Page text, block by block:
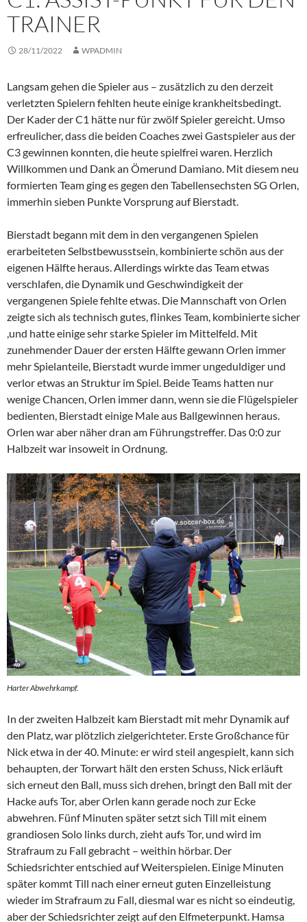
TRAINER
28/11/2022 WPADMIN
Langsam gehen die Spieler aus – zusätzlich zu den derzeit
verletzten Spielern fehlten heute einige krankheitsbedingt.
Der Kader der C1 hätte nur für zwölf Spieler gereicht. Umso
erfreulicher, dass die beiden Coaches zwei Gastspieler aus der
C3 gewinnen konnten, die heute spielfrei waren. Herzlich
Willkommen und Dank an Ömerund Damiano. Mit diesem neu
formierten Team ging es gegen den Tabellensechsten SG Orlen,
immerhin sieben Punkte Vorsprung auf Bierstadt.
Bierstadt begann mit dem in den vergangenen Spielen
erarbeiteten Selbstbewusstsein, kombinierte schön aus der
eigenen Hälfte heraus. Allerdings wirkte das Team etwas
verschlafen, die Dynamik und Geschwindigkeit der
vergangenen Spiele fehlte etwas. Die Mannschaft von Orlen
zeigte sich als technisch gutes, flinkes Team, kombinierte sicher
,und hatte einige sehr starke Spieler im Mittelfeld. Mit
zunehmender Dauer der ersten Hälfte gewann Orlen immer
mehr Spielanteile, Bierstadt wurde immer ungeduldiger und
verlor etwas an Struktur im Spiel. Beide Teams hatten nur
wenige Chancen, Orlen immer dann, wenn sie die Flügelspieler
bedienten, Bierstadt einige Male aus Ballgewinnen heraus.
Orlen war aber näher dran am Führungstreffer. Das 0:0 zur
Halbzeit war insoweit in Ordnung.
Harter Abwehrkampf.
In der zweiten Halbzeit kam Bierstadt mit mehr Dynamik auf
den Platz, war plötzlich zielgerichteter. Erste Großchance für
Nick etwa in der 40. Minute: er wird steil angespielt, kann sich
behaupten, der Torwart hält den ersten Schuss, Nick erläuft
sich erneut den Ball, muss sich drehen, bringt den Ball mit der
Hacke aufs Tor, aber Orlen kann gerade noch zur Ecke
abwehren. Fünf Minuten später setzt sich Till mit einem
grandiosen Solo links durch, zieht aufs Tor, und wird im
Strafraum zu Fall gebracht – weithin hörbar. Der
Schiedsrichter entschied auf Weiterspielen. Einige Minuten
später kommt Till nach einer erneut guten Einzelleistung
wieder im Strafraum zu Fall, diesmal war es nicht so eindeutig,
aber der Schiedsrichter zeigt auf den Elfmeterpunkt. Hamsa